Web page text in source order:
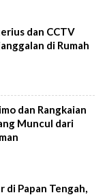
dan CCTV
di Rumah
dan Rangkaian
Muncul dari
di Papan Tengah,